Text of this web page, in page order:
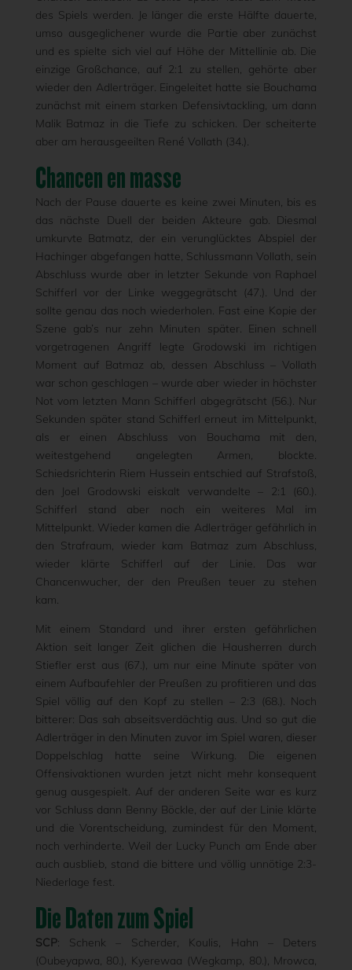
des Spiels werden. Je länger die erste Hälfte dauerte,
umso ausgeglichener wurde die Partie aber zunächst
und es spielte sich viel auf Höhe der Mittellinie ab. Die
einzige Großchance, auf 2:1 zu stellen, gehörte aber
wieder den Adlerträger. Eingeleitet hatte sie Bouchama
zunächst mit einem starken Defensivtackling, um dann
Malik Batmaz in die Tiefe zu schicken. Der scheiterte
aber am herausgeeilten René Vollath (34.).
Chancen en masse
Nach der Pause dauerte es keine zwei Minuten, bis es
das nächste Duell der beiden Akteure gab. Diesmal
umkurvte Batmatz, der ein verunglücktes Abspiel der
Hachinger abgefangen hatte, Schlussmann Vollath, sein
Abschluss wurde aber in letzter Sekunde von Raphael
Schifferl vor der Linke weggegrätscht (47.). Und der
sollte genau das noch wiederholen. Fast eine Kopie der
Szene gab’s nur zehn Minuten später. Einen schnell
vorgetragenen Angriff legte Grodowski im richtigen
Moment auf Batmaz ab, dessen Abschluss – Vollath
war schon geschlagen – wurde aber wieder in höchster
Not vom letzten Mann Schifferl abgegrätscht (56.). Nur
Sekunden später stand Schifferl erneut im Mittelpunkt,
als er einen Abschluss von Bouchama mit den,
weitestgehend angelegten Armen, blockte.
Schiedsrichterin Riem Hussein entschied auf Strafstoß,
den Joel Grodowski eiskalt verwandelte – 2:1 (60.).
Schifferl stand aber noch ein weiteres Mal im
Mittelpunkt. Wieder kamen die Adlerträger gefährlich in
den Strafraum, wieder kam Batmaz zum Abschluss,
wieder klärte Schifferl auf der Linie. Das war
Chancenwucher, der den Preußen teuer zu stehen
kam.
Mit einem Standard und ihrer ersten gefährlichen
Aktion seit langer Zeit glichen die Hausherren durch
Stiefler erst aus (67.), um nur eine Minute später von
einem Aufbaufehler der Preußen zu profitieren und das
Spiel völlig auf den Kopf zu stellen – 2:3 (68.). Noch
bitterer: Das sah abseitsverdächtig aus. Und so gut die
Adlerträger in den Minuten zuvor im Spiel waren, dieser
Doppelschlag hatte seine Wirkung. Die eigenen
Offensivaktionen wurden jetzt nicht mehr konsequent
genug ausgespielt. Auf der anderen Seite war es kurz
vor Schluss dann Benny Böckle, der auf der Linie klärte
und die Vorentscheidung, zumindest für den Moment,
noch verhinderte. Weil der Lucky Punch am Ende aber
auch ausblieb, stand die bittere und völlig unnötige 2:3-
Niederlage fest.
Die Daten zum Spiel
SCP: Schenk – Scherder, Koulis, Hahn – Deters
(Oubeyapwa, 80.), Kyerewaa (Wegkamp, 80.), Mrowca,